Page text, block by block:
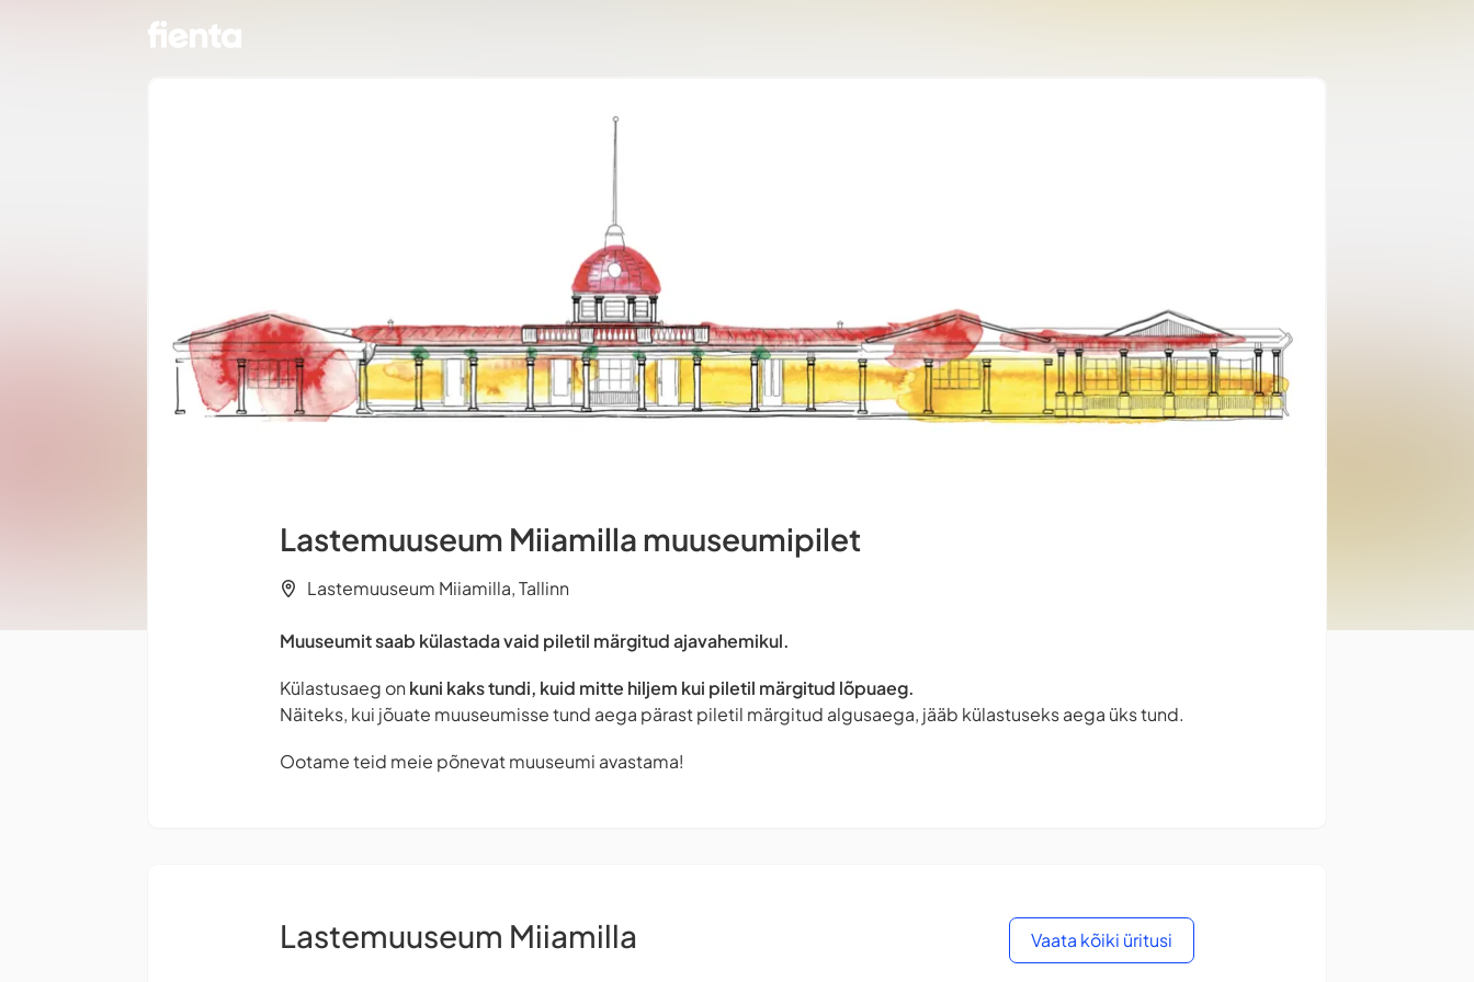
Lastemuuseum Miiamilla muuseumipilet
Lastemuuseum Miiamilla, Tallinn
Muuseumit saab külastada vaid piletil märgitud ajavahemikul.
Külastusaeg on kuni kaks tundi, kuid mitte hiljem kui piletil märgitud lõpuaeg.
Näiteks, kui jõuate muuseumisse tund aega pärast piletil märgitud algusaega, jääb külastuseks aega üks tund.
Ootame teid meie põnevat muuseumi avastama!
Lastemuuseum Miiamilla Vaata kõiki üritusi